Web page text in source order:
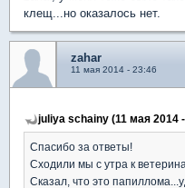
клещ...но оказалось нет.
zahar
11 мая 2014 - 23:46
juliya schainy (11 мая 2014
Спасибо за ответы!
Сходили мы с утра к
Сказал, что это